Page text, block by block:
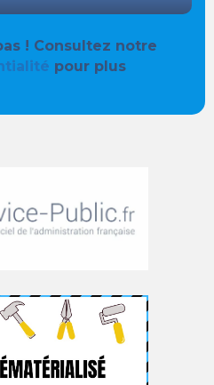
! Consultez notre
pour plus